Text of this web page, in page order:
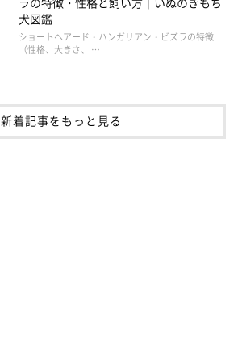
犬図鑑
ショートヘアード・ハンガリアン・ビズラの特徴
（性格、大きさ、 …
新着記事をもっと見る